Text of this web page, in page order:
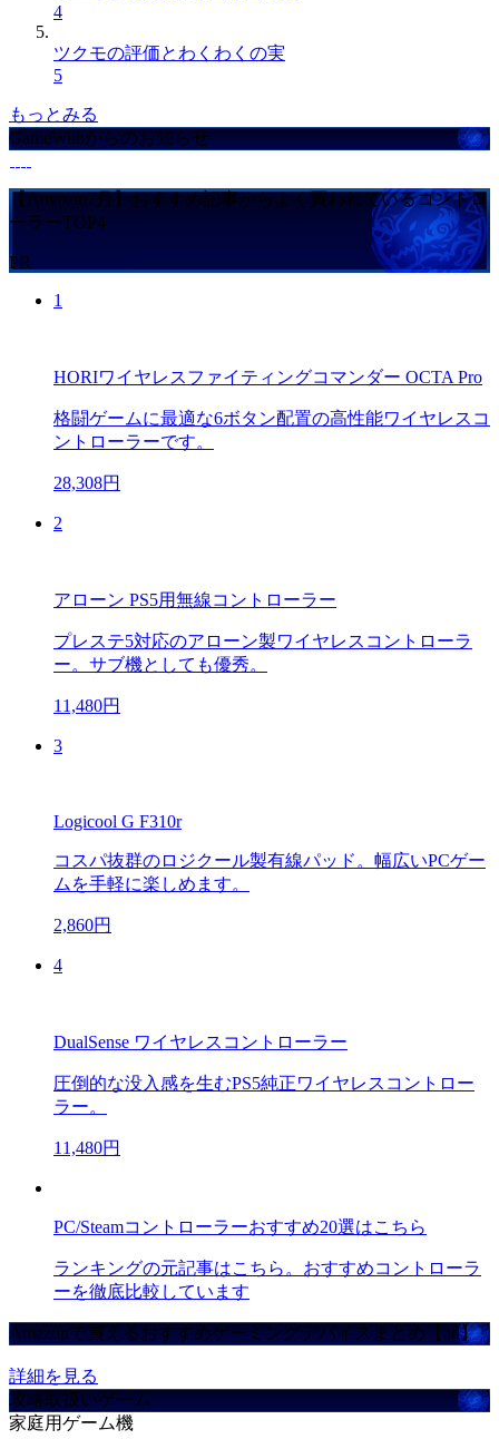
4
ツクモの評価とわくわくの実
5
もっとみる
GameWithからのお知らせ
【Amazon7月】おすすめ記事からよく買われているコントロ
ーラーTOP4
PR
1
HORIワイヤレスファイティングコマンダー OCTA Pro
格闘ゲームに最適な6ボタン配置の高性能ワイヤレスコ
ントローラーです。
28,308円
2
アローン PS5用無線コントローラー
プレステ5対応のアローン製ワイヤレスコントローラ
ー。サブ機としても優秀。
11,480円
3
Logicool G F310r
コスパ抜群のロジクール製有線パッド。幅広いPCゲー
ムを手軽に楽しめます。
2,860円
4
DualSense ワイヤレスコントローラー
圧倒的な没入感を生むPS5純正ワイヤレスコントロー
ラー。
11,480円
PC/Steamコントローラーおすすめ20選はこちら
ランキングの元記事はこちら。おすすめコントローラ
ーを徹底比較しています
Amazonで買えるおすすめゲーミングデバイスまとめ【ad】
詳細を見る
攻略取扱いゲーム
家庭用ゲーム機